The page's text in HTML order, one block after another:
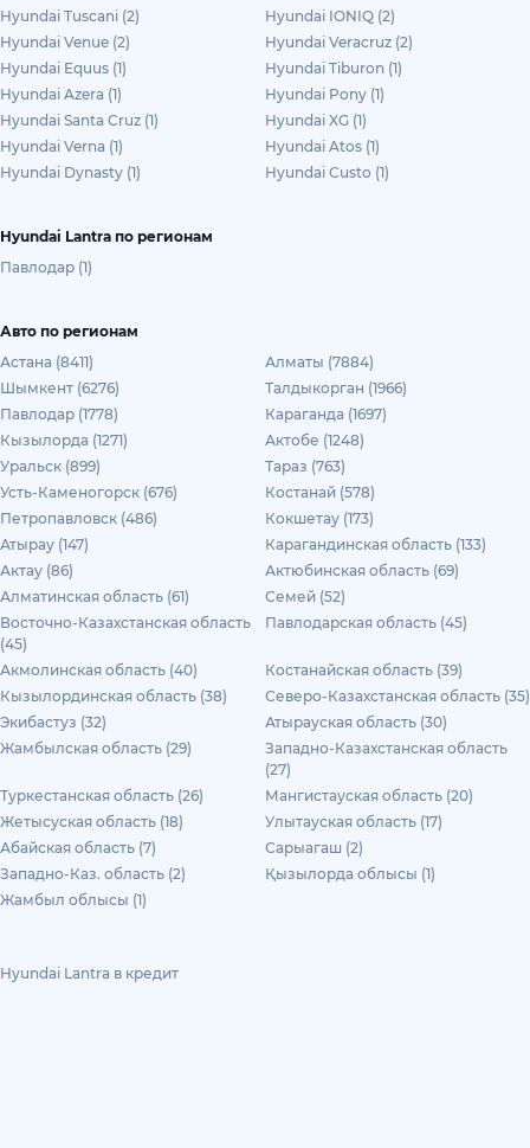
Hyundai Tuscani (2)
Hyundai IONIQ (2)
Hyundai Venue (2)
Hyundai Veracruz (2)
Hyundai Equus (1)
Hyundai Tiburon (1)
Hyundai Azera (1)
Hyundai Pony (1)
Hyundai Santa Cruz (1)
Hyundai XG (1)
Hyundai Verna (1)
Hyundai Atos (1)
Hyundai Dynasty (1)
Hyundai Custo (1)
Hyundai Lantra по регионам
Павлодар (1)
Авто по регионам
Астана (8411)
Алматы (7884)
Шымкент (6276)
Талдыкорган (1966)
Павлодар (1778)
Караганда (1697)
Кызылорда (1271)
Актобе (1248)
Уральск (899)
Тараз (763)
Усть-Каменогорск (676)
Костанай (578)
Петропавловск (486)
Кокшетау (173)
Атырау (147)
Карагандинская область (133)
Актау (86)
Актюбинская область (69)
Алматинская область (61)
Семей (52)
Восточно-Казахстанская область
(45)
Павлодарская область (45)
Акмолинская область (40)
Костанайская область (39)
Кызылординская область (38)
Северо-Казахстанская область (35)
Экибастуз (32)
Атырауская область (30)
Жамбылская область (29)
Западно-Казахстанская область
(27)
Туркестанская область (26)
Мангистауская область (20)
Жетысуская область (18)
Улытауская область (17)
Абайская область (7)
Сарыагаш (2)
Западно-Каз. область (2)
Қызылорда облысы (1)
Жамбыл облысы (1)
Hyundai Lantra в кредит